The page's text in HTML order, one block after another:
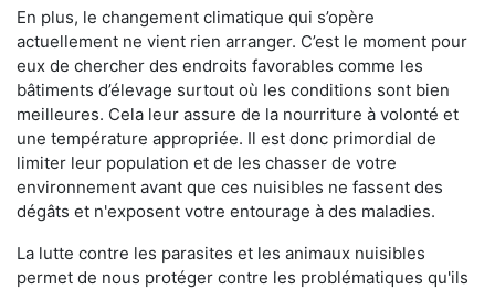
En plus, le changement climatique qui s’opère
actuellement ne vient rien arranger. C’est le moment pour
eux de chercher des endroits favorables comme les
bâtiments d’élevage surtout où les conditions sont bien
meilleures. Cela leur assure de la nourriture à volonté et
une température appropriée. Il est donc primordial de
limiter leur population et de les chasser de votre
environnement avant que ces nuisibles ne fassent des
dégâts et n'exposent votre entourage à des maladies.
La lutte contre les parasites et les animaux nuisibles
permet de nous protéger contre les problématiques qu'ils